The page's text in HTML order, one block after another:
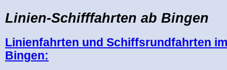
Linien-Schifffahrten ab Bingen
Linienfahrten und Schiffsrundfahrten
Bingen: